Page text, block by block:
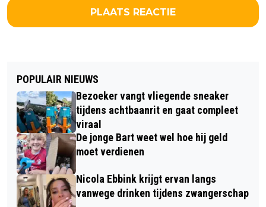
PLAATS REACTIE
POPULAIR NIEUWS
Bezoeker vangt vliegende sneaker
tijdens achtbaanrit en gaat compleet
viraal
De jonge Bart weet wel hoe hij geld
moet verdienen
Nicola Ebbink krijgt ervan langs
vanwege drinken tijdens zwangerschap